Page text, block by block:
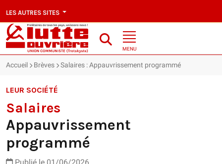
LES AUTRES SITES
MENU
Accueil Brèves Salaires : Appauvrissement programmé
LEUR SOCIÉTÉ
Salaires
Appauvrissement
programmé